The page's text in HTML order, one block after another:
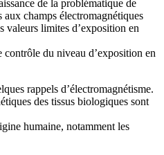
de la problématique de
aux champs électromagnétiques
valeurs limites d’exposition en
contrôle du niveau d’exposition en
rappels d’électromagnétisme.
des tissus biologiques sont
humaine, notamment les